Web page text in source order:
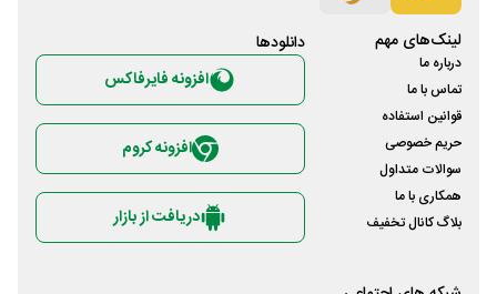
لینک‌های مهم
درباره ما
تماس با ما
قوانین استفاده
حریم خصوصی
سوالات متداول
همکاری با ما
بلاگ کانال تخفیف
دانلود‌ها
افزونه فایرفاکس
افزونه کروم
دریافت از بازار